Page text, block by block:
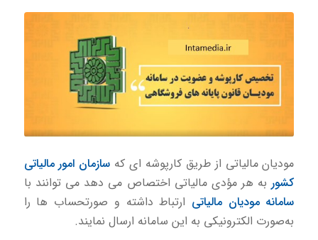
مودیان مالیاتی از طریق کارپوشه ای كه سازمان امور مالیاتی
کشور به هر مؤدی مالیاتی اختصاص می دهد می توانند با
سامانه مودیان مالیاتی ارتباط داشته و صورتحساب ها را
به‌صورت الکترونیکی به این سامانه ارسال نمایند.